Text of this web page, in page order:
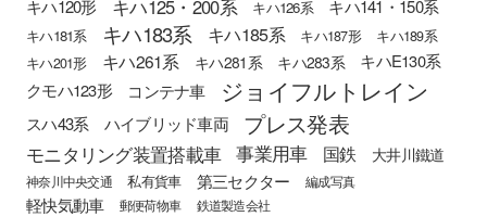
キハ120形 キハ125・200系 キハ126系 キハ141・150系
キハ181系 キハ183系 キハ185系 キハ187形
キハ189系
キハ201形
キハ261系 キハ281系 キハ283系
キハE130系
クモハ123形
コンテナ車 ジョイフルトレイン
スハ43系 ハイブリッド車両 プレス発表
モニタリング装置搭載車 事業用車 国鉄 大井川鐵道
神奈川中央交通 私有貨車 第三セクター 編成写真
軽快気動車 郵便荷物車 鉄道製造会社